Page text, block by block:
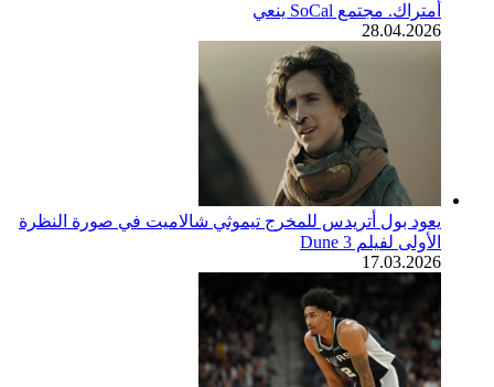
أمتراك. مجتمع SoCal ينعي
28.04.2026
يعود بول أتريدس للمخرج تيموثي شالاميت في صورة النظرة
الأولى لفيلم Dune 3
17.03.2026